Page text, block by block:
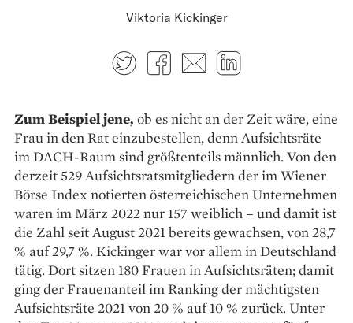
Viktoria Kickinger
TwitterFacebook
E-mail
Zum Beispiel jene, ob es nicht an der Zeit wäre, eine
Frau in den Rat einzubestellen, denn Aufsichtsräte
im DACH-Raum sind größtenteils männlich. Von den
derzeit 529 Aufsichtsratsmitgliedern der im Wiener
Börse Index notierten österreichischen Unternehmen
waren im März 2022 nur 157 weiblich – und damit ist
die Zahl seit August 2021 bereits gewachsen, von 28,7
% auf 29,7 %. Kickinger war vor allem in Deutschland
tätig. Dort sitzen 180 Frauen in Aufsichtsräten; damit
ging der Frauen­anteil im Ranking der mächtigsten
Aufsichtsräte 2021 von 20 % auf 10 % zurück. Unter